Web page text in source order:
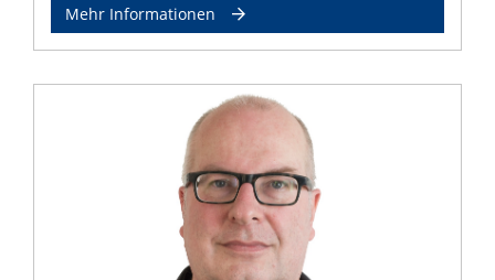
Mehr Informationen